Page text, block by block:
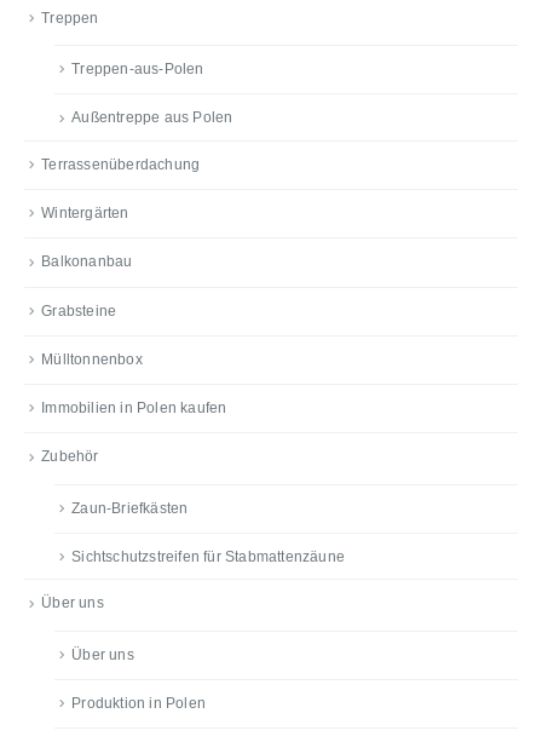
Treppen
Treppen-aus-Polen
Außentreppe aus Polen
Terrassenüberdachung
Wintergärten
Balkonanbau
Grabsteine
Mülltonnenbox
Immobilien in Polen kaufen
Zubehör
Zaun-Briefkästen
Sichtschutzstreifen für Stabmattenzäune
Über uns
Über uns
Produktion in Polen